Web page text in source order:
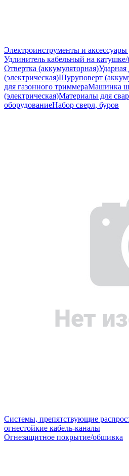
Электроинструменты и
Удлинитель кабельный на катушке/
Отвертка (аккумуляторная)Ударная
(электрическая)Шуруповерт
для газонного триммераМашинка
(электрическая)Материалы для
оборудованиеНабор сверл, буров
Системы, препятствующие
огнестойкие кабель-каналы
Огнезащитное покрытие/обшивка